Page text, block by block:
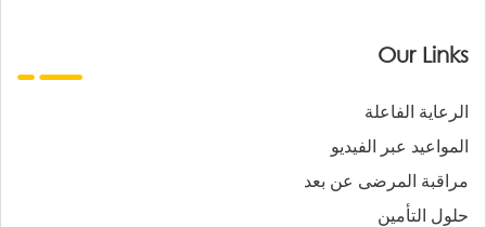
Our Links
الرعاية الفاعلة
المواعيد عبر الفيديو
مراقبة المرضى عن بعد
حلول التأمين